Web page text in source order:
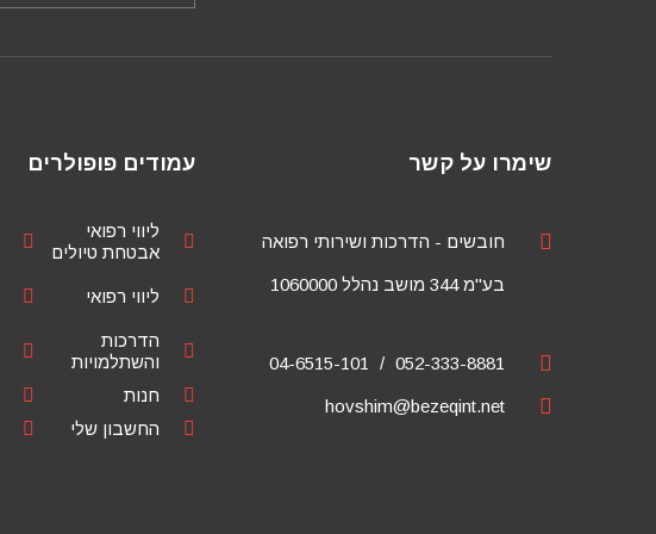
שימרו על קשר
חובשים - הדרכות ושירותי רפואה
בע"מ 344 מושב נהלל 1060000
052-333-8881
04-6515-101
hovshim@bezeqint.net
עמודים פופולרים
ליווי רפואי
אבטחת טיולים
ליווי רפואי
הדרכות
והשתלמויות
חנות
החשבון שלי